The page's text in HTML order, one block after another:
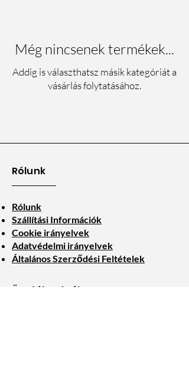
Még nincsenek termékek...
Addig is választhatsz másik kategóriát a
vásárlás folytatásához.
Rólunk
Rólunk
Szállítási Információk
Cookie irányelvek
Adatvédelmi irányelvek
Általános Szerződési Feltételek
Ügyfélszolgálat